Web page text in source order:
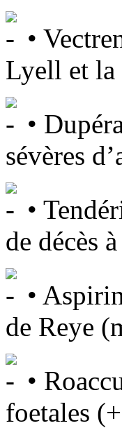
•
Lyell et la
•
sévères
•
de décès
•
de Reye
•
foetales